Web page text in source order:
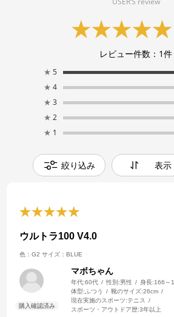
レビュー件数： 1件
★ 5
★ 4
★ 3
★ 2
★ 1
絞り込み 表示
ウルトラ100 V4.0
色：G2 サイズ：BLUE
マボちゃん
年代:60代 性別:男性 身長:166～
体型: ふつう 靴のサイズ:26cm
現在実施のスポーツ:テニス
スポーツ・アウトドア歴:3年以上